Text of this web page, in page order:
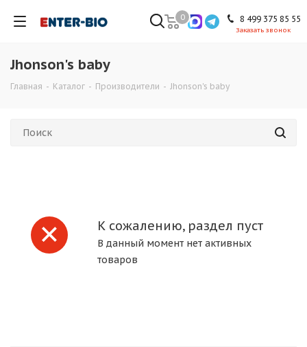
8 499 375 85 55
Заказать звонок
0
Jhonson's baby
Главная - Каталог - Производители - Jhonson's baby
К сожалению, раздел пуст
В данный момент нет активных
товаров